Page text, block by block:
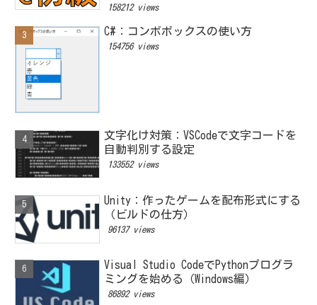
158212 views
C#：コンボボックスの使い方
154756 views
文字化け対策：VSCodeで文字コードを
自動判別する設定
133552 views
Unity：作ったゲームを配布形式にする
（ビルドの仕方）
96137 views
Visual Studio CodeでPythonプログラ
ミングを始める（Windows編）
86892 views